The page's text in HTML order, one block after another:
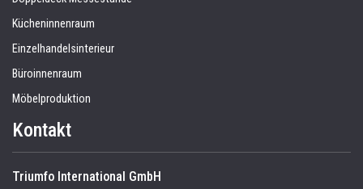
Kücheninnenraum
Einzelhandelsinterieur
Büroinnenraum
Möbelproduktion
Kontakt
Triumfo International GmbH